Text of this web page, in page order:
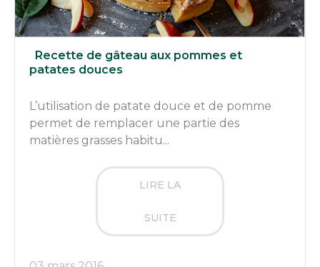
Recette de gâteau aux pommes et
patates douces
L’utilisation de patate douce et de pomme
permet de remplacer une partie des
matières grasses habitu...
LIRE LA
SUITE